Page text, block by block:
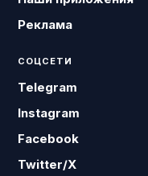
Реклама
СОЦСЕТИ
Telegram
Instagram
Facebook
Twitter/X